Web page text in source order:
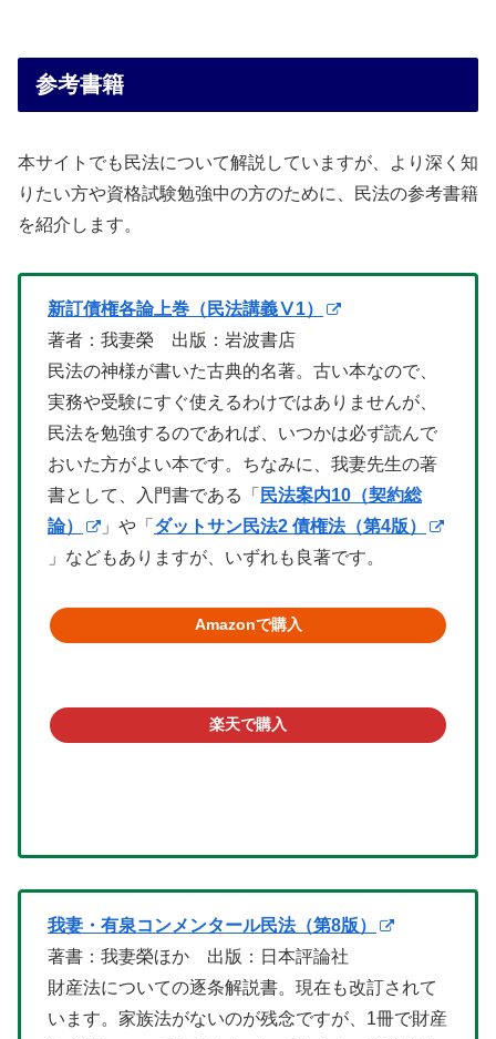
参考書籍
本サイトでも民法について解説していますが、より深く知
りたい方や資格試験勉強中の方のために、民法の参考書籍
を紹介します。
新訂債権各論上巻（民法講義Ⅴ1）
著者：我妻榮 出版：岩波書店
民法の神様が書いた古典的名著。古い本なので、
実務や受験にすぐ使えるわけではありませんが、
民法を勉強するのであれば、いつかは必ず読んで
おいた方がよい本です。ちなみに、我妻先生の著
書として、入門書である「 民法案内10（契約総
論）
」や「 ダットサン民法2 債権法（第4版）
」などもありますが、いずれも良著です。
Amazonで購入
楽天で購入
我妻・有泉コンメンタール民法（第8版）
著書：我妻榮ほか 出版：日本評論社
財産法についての逐条解説書。現在も改訂されて
います。家族法がないのが残念ですが、1冊で財産